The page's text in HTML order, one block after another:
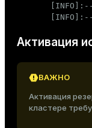
Активация
ВАЖНО
Активация
кластере